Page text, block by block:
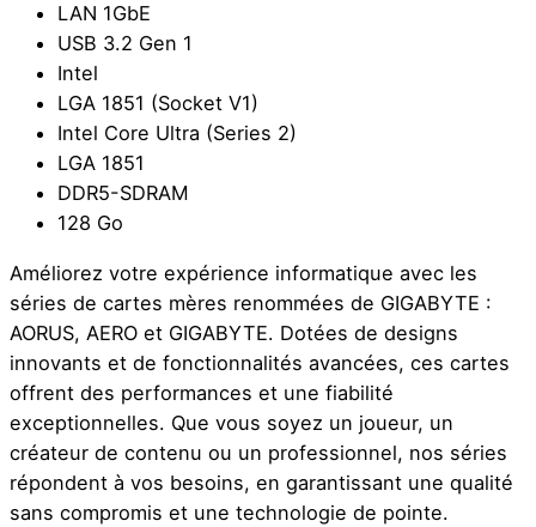
LAN 1GbE
USB 3.2 Gen 1
Intel
LGA 1851 (Socket V1)
Intel Core Ultra (Series 2)
LGA 1851
DDR5-SDRAM
128 Go
Améliorez votre expérience informatique avec les
séries de cartes mères renommées de GIGABYTE :
AORUS, AERO et GIGABYTE. Dotées de designs
innovants et de fonctionnalités avancées, ces cartes
offrent des performances et une fiabilité
exceptionnelles. Que vous soyez un joueur, un
créateur de contenu ou un professionnel, nos séries
répondent à vos besoins, en garantissant une qualité
sans compromis et une technologie de pointe.